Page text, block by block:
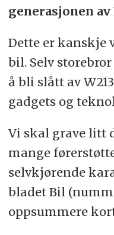
generasjonen av
Dette er kanskje
bil. Selv
å bli slått av
gadgets og
Vi skal grave litt
mange
selvkjørende
bladet Bil
oppsummere